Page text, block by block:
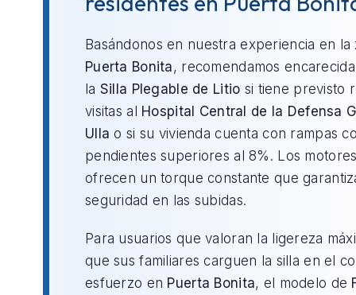
Basándonos en nuestra experiencia en la
Puerta Bonita, recomendamos
la Silla Plegable de Litio si tiene previsto
visitas al Hospital Central de la Defensa
Ulla o si su vivienda cuenta con rampas
pendientes superiores al 8%. Los
ofrecen un torque constante que
seguridad en las subidas.
Para usuarios que valoran la ligereza
que sus familiares carguen la silla en el
esfuerzo en Puerta Bonita, el modelo de